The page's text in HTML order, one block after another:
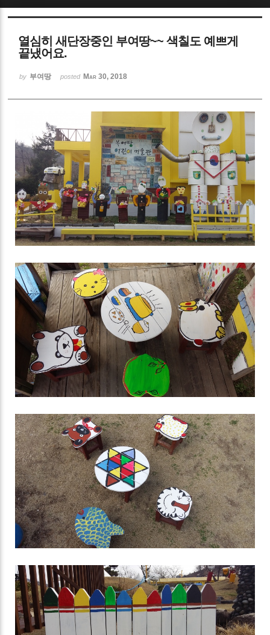
열심히 새단장중인 부여땅~~ 색칠도 예쁘게
끝냈어요.
by 부여땅 posted Mar 30, 2018
Sketchbook5, 스케치북5
Sketchbook5, 스케치북5